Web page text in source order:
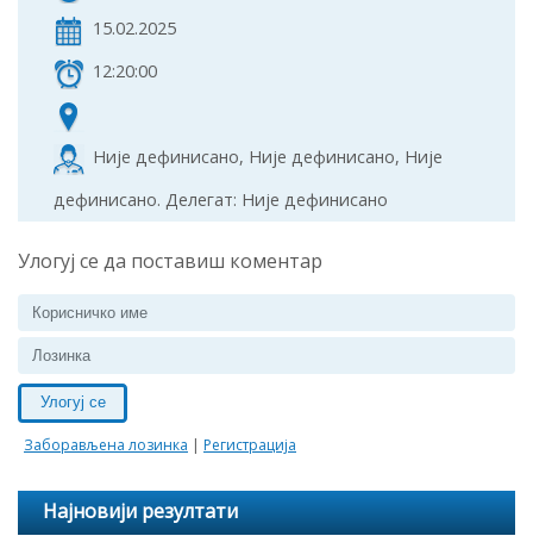
15.02.2025
12:20:00
Није дефинисано, Није дефинисано, Није
дефинисано. Делегат: Није дефинисано
Улогуј се да поставиш коментар
Улогуј се
Заборављена лозинка | Регистрација
Најновији резултати